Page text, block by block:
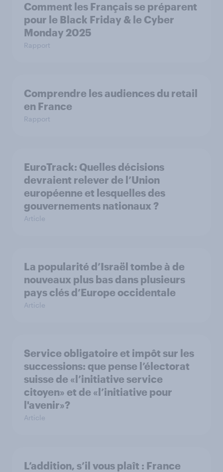
Comment les Français se préparent
pour le Black Friday & le Cyber
Monday 2025
Rapport
Comprendre les audiences du retail
en France
Rapport
EuroTrack: Quelles décisions
devraient relever de l’Union
européenne et lesquelles des
gouvernements nationaux ?
Article
La popularité d’Israël tombe à de
nouveaux plus bas dans plusieurs
pays clés d’Europe occidentale
Article
Service obligatoire et impôt sur les
successions: que pense l’électorat
suisse de «l’initiative service
citoyen» et de «l’initiative pour
l'avenir»?
Article
L’addition, s’il vous plaît : France